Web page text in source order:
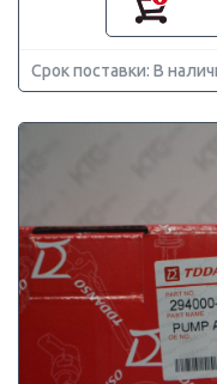
Срок поставки: В